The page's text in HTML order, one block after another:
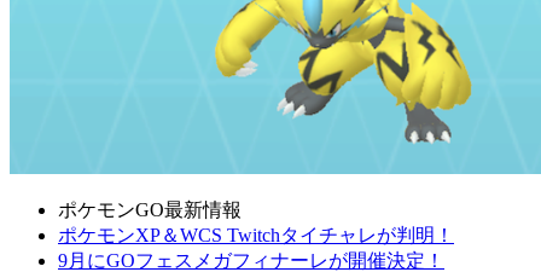
ポケモンGO最新情報
ポケモンXP＆WCS Twitchタイチャレが判明！
9月にGOフェスメガフィナーレが開催決定！